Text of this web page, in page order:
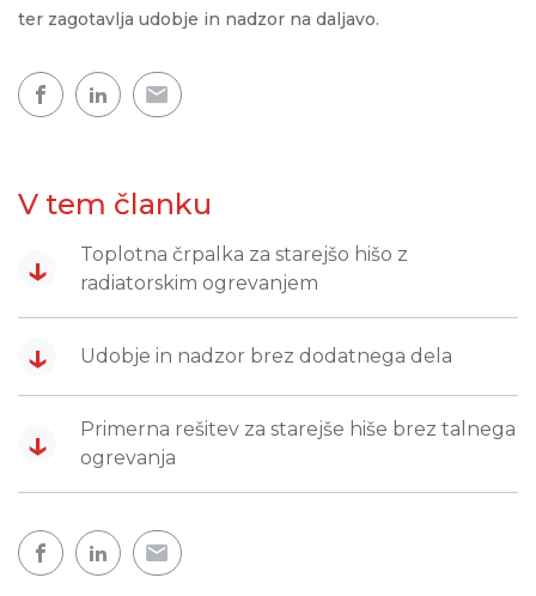
ter zagotavlja udobje in nadzor na daljavo.
V tem članku
↓
Toplotna črpalka za starejšo hišo z
radiatorskim ogrevanjem
↓ Udobje in nadzor brez dodatnega dela
↓
Primerna rešitev za starejše hiše brez talnega
ogrevanja